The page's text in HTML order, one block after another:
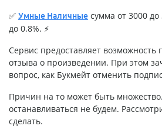
✅ Умные Наличные сумма от 3000 до
до 0.8%. ⚡
Сервис предоставляет возможность
отзыва о произведении. При этом
вопрос, как Букмейт отменить
Причин на то может быть
останавливаться не будем.
сделать.